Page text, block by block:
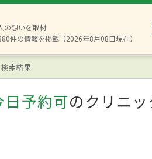
の想いを取材
件の情報を掲載（2026年8月08日現在）
索結果
予約可のクリニ